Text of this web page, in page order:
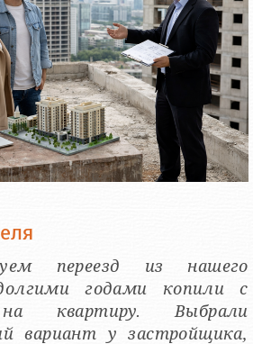
переезд из нашего
годами копили с
квартиру. Выбрали
вариант у застройщика,